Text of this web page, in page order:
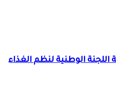
اللجنة الوطنية لنظم الغذاء